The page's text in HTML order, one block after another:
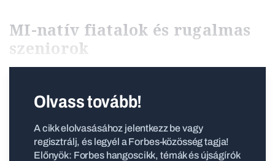
MI-natív fiatalok és rugalmas
szeniorok
Olvass tovább!
A cikk elolvasásához jelentkezz be vagy
regisztrálj, és legyél a Forbes-közösség tagja!
Előnyök: Forbes hangoscikk, témák és újságírók